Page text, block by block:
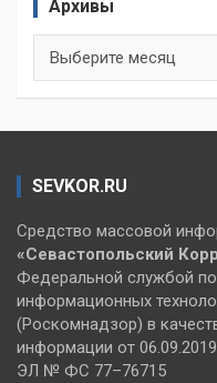
Архивы
SEVKOR.RU
Средство массовой
«Севастопольский
Федеральной службой
информационных
(Роскомнадзор) в
информации от
ЭЛ № ФС 77–76715